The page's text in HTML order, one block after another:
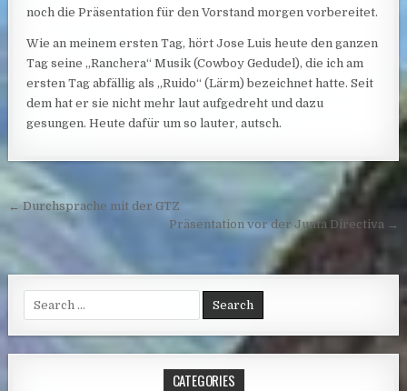
noch die Präsentation für den Vorstand morgen vorbereitet.
Wie an meinem ersten Tag, hört Jose Luis heute den ganzen
Tag seine „Ranchera“ Musik (Cowboy Gedudel), die ich am
ersten Tag abfällig als „Ruido“ (Lärm) bezeichnet hatte. Seit
dem hat er sie nicht mehr laut aufgedreht und dazu
gesungen. Heute dafür um so lauter, autsch.
Post navigation
← Durchsprache mit der GTZ
Präsentation vor der Junta Directiva →
Search for:
CATEGORIES